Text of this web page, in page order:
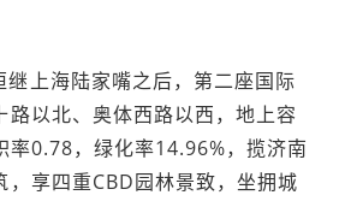
上海陆家嘴之后，第二座国际
路以北、奥体西路以西，地上容
率0.78，绿化率14.96%，揽济南
，享四重CBD园林景致，坐拥城